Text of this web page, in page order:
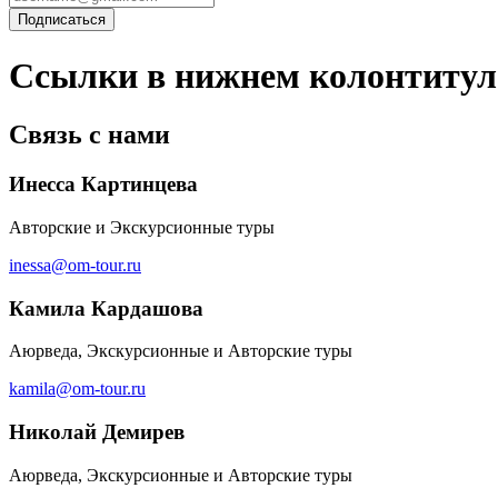
Ссылки в нижнем
Связь с нами
Инесса Картинцева
Авторские и Экскурсионные туры
inessa@om-tour.ru
Камила Кардашова
Аюрведа, Экскурсионные и Авторские туры
kamila@om-tour.ru
Николай Демирев
Аюрведа, Экскурсионные и Авторские туры